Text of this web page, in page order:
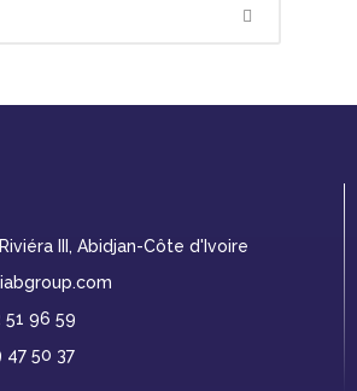
III, Abidjan-Côte d'Ivoire
51 96 59
47 50 37